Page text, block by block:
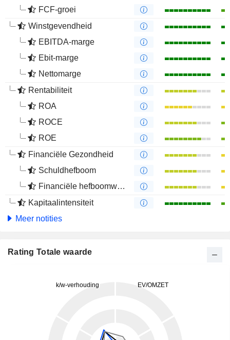
FCF-groei
Winstgevendheid
EBITDA-marge
Ebit-marge
Nettomarge
Rentabiliteit
ROA
ROCE
ROE
Financiële Gezondheid
Schuldhefboom
Financiële hefboomwerking
Kapitaalintensiteit
Meer notities
Rating Totale waarde